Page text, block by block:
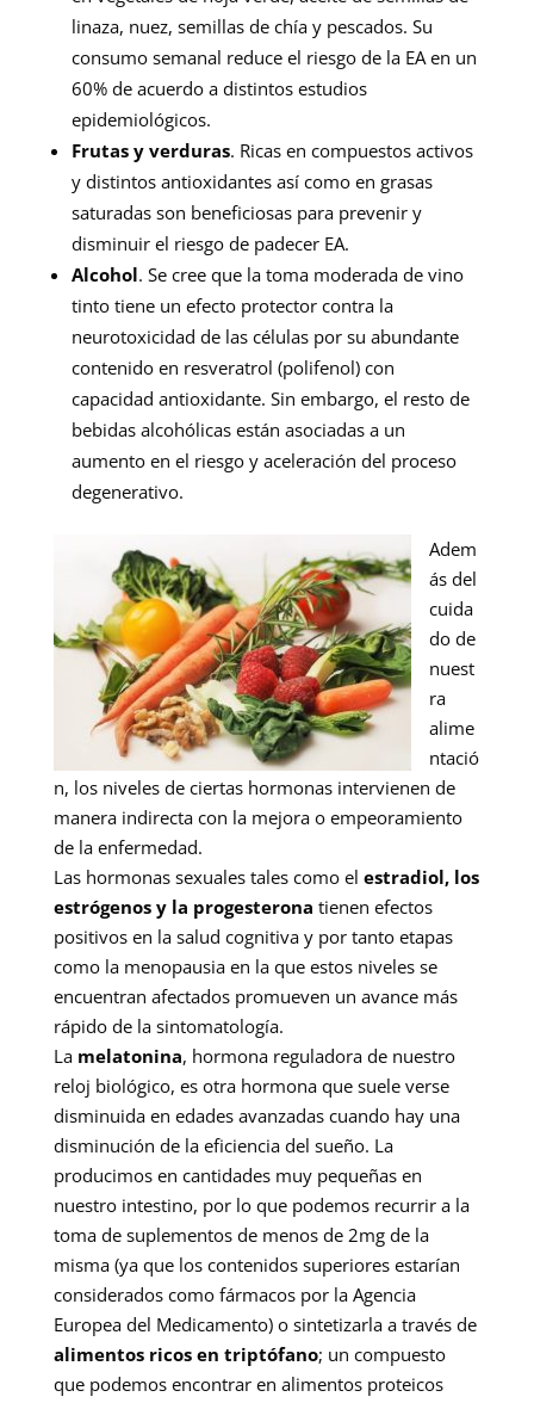
linaza, nuez, semillas de chía y pescados. Su
consumo semanal reduce el riesgo de la EA en un
60% de acuerdo a distintos estudios
epidemiológicos.
Frutas y verduras. Ricas en compuestos activos
y distintos antioxidantes así como en grasas
saturadas son beneficiosas para prevenir y
disminuir el riesgo de padecer EA.
Alcohol. Se cree que la toma moderada de vino
tinto tiene un efecto protector contra la
neurotoxicidad de las células por su abundante
contenido en resveratrol (polifenol) con
capacidad antioxidante. Sin embargo, el resto de
bebidas alcohólicas están asociadas a un
aumento en el riesgo y aceleración del proceso
degenerativo.
Adem
ás del
cuida
do de
nuest
ra
alime
ntació
n, los niveles de ciertas hormonas intervienen de
manera indirecta con la mejora o empeoramiento
de la enfermedad.
Las hormonas sexuales tales como el estradiol, los
estrógenos y la progesterona tienen efectos
positivos en la salud cognitiva y por tanto etapas
como la menopausia en la que estos niveles se
encuentran afectados promueven un avance más
rápido de la sintomatología.
La melatonina, hormona reguladora de nuestro
reloj biológico, es otra hormona que suele verse
disminuida en edades avanzadas cuando hay una
disminución de la eficiencia del sueño. La
producimos en cantidades muy pequeñas en
nuestro intestino, por lo que podemos recurrir a la
toma de suplementos de menos de 2mg de la
misma (ya que los contenidos superiores estarían
considerados como fármacos por la Agencia
Europea del Medicamento) o sintetizarla a través de
alimentos ricos en triptófano; un compuesto
que podemos encontrar en alimentos proteicos